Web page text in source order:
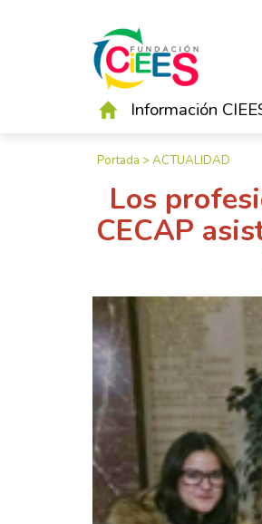
Información
Portada >ACTUALIDAD
Los
CECAP